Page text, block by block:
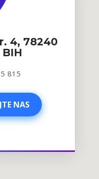
4, 78240
815
NAS
NAS